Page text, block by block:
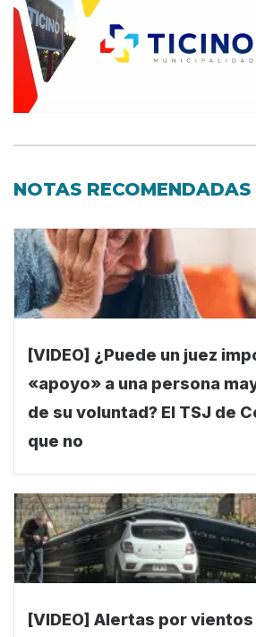
NOTAS RECOMENDADAS
[VIDEO] ¿Puede un juez
«apoyo» a una persona
de su voluntad? El TSJ de
que no
[VIDEO] Alertas por